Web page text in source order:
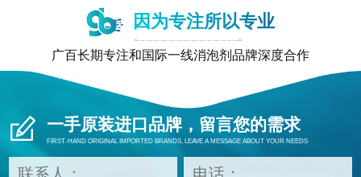
低成本，增强市场竞争力。因为专注所以专业
广百长期专注和国际一线消泡剂品牌深度合作
一手原装进口品牌，留言您的需求
FIRST-HAND ORIGINAL IMPORTED BRANDS, LEAVE A MESSAGE ABOUT YOUR NEEDS